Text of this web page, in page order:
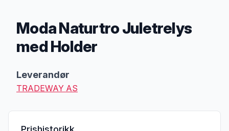
Moda Naturtro Juletrelys
med Holder
Leverandør
TRADEWAY AS